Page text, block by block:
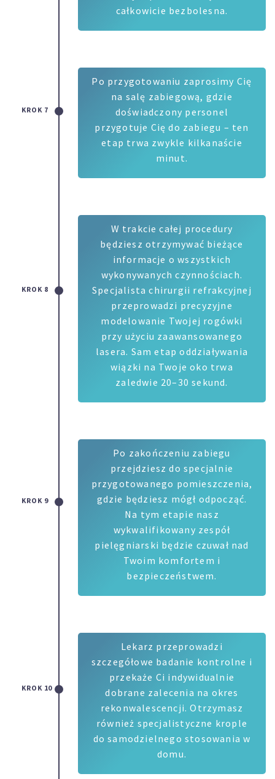
całkowicie bezbolesna.
KROK 7
Po przygotowaniu zaprosimy Cię
na salę zabiegową, gdzie
doświadczony personel
przygotuje Cię do zabiegu – ten
etap trwa zwykle kilkanaście
minut.
KROK 8
W trakcie całej procedury
będziesz otrzymywać bieżące
informacje o wszystkich
wykonywanych czynnościach.
Specjalista chirurgii refrakcyjnej
przeprowadzi precyzyjne
modelowanie Twojej rogówki
przy użyciu zaawansowanego
lasera. Sam etap oddziaływania
wiązki na Twoje oko trwa
zaledwie 20–30 sekund.
KROK 9
Po zakończeniu zabiegu
przejdziesz do specjalnie
przygotowanego pomieszczenia,
gdzie będziesz mógł odpocząć.
Na tym etapie nasz
wykwalifikowany zespół
pielęgniarski będzie czuwał nad
Twoim komfortem i
bezpieczeństwem.
KROK 10
Lekarz przeprowadzi
szczegółowe badanie kontrolne i
przekaże Ci indywidualnie
dobrane zalecenia na okres
rekonwalescencji. Otrzymasz
również specjalistyczne krople
do samodzielnego stosowania w
domu.